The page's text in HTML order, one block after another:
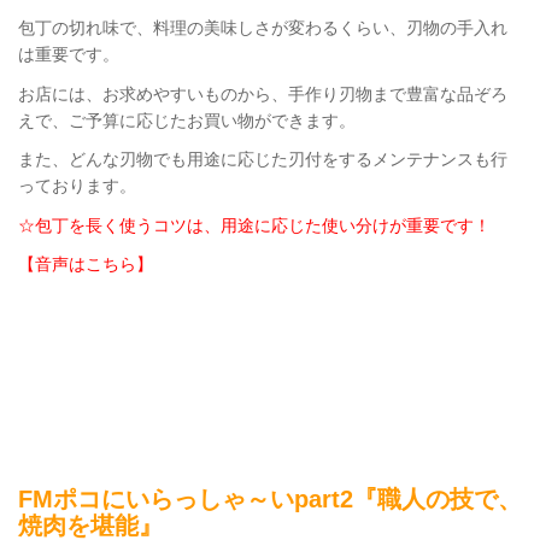
包丁の切れ味で、料理の美味しさが変わるくらい、刃物の手入れ
は重要です。
お店には、お求めやすいものから、手作り刃物まで豊富な品ぞろ
えで、ご予算に応じたお買い物ができます。
また、どんな刃物でも用途に応じた刃付をするメンテナンスも行
っております。
☆包丁を長く使うコツは、用途に応じた使い分けが重要です！
【音声はこちら】
FMポコにいらっしゃ～いpart2『職人の技で、
焼肉を堪能』